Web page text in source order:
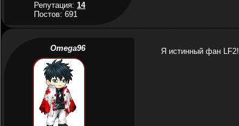
Репутация:14
Постов: 691
Omega96
Я истинный фан LF2!